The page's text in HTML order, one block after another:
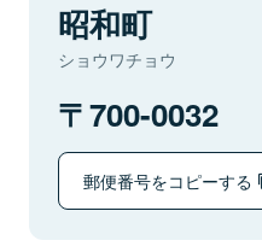
昭和町
ショウワチョウ
700-0032
郵便番号をコピーする